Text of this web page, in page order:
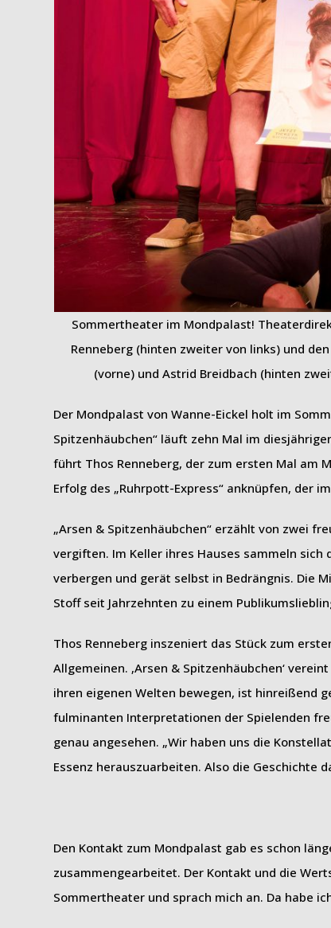
Sommertheater im Mondpalast!
Renneberg (hinten zweiter von links) und
(vorne) und Astrid Breidbach (hinten
Der Mondpalast von Wanne-Eickel holt im
Spitzenhäubchen“ läuft zehn Mal im
führt Thos Renneberg, der zum ersten Mal am
Erfolg des „Ruhrpott-Express“ anknüpfen, der
„Arsen & Spitzenhäubchen“ erzählt von zwei
vergiften. Im Keller ihres Hauses sammeln
verbergen und gerät selbst in Bedrängnis. Die
Stoff seit Jahrzehnten zu einem
Thos Renneberg inszeniert das Stück zum
Allgemeinen. ‚Arsen & Spitzenhäubchen‘
ihren eigenen Welten bewegen, ist hinreißend
fulminanten Interpretationen der Spielenden
genau angesehen. „Wir haben uns die
Essenz herauszuarbeiten. Also die Geschichte
Den Kontakt zum Mondpalast gab es schon
zusammengearbeitet. Der Kontakt und die
Sommertheater und sprach mich an. Da habe